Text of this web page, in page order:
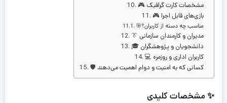
🎮 مشخصات کارت گرافیک
🎮 بازی‌های قابل اجرا
🎯مناسب چه دسته از کاربران؟
👔 مدیران و کارمندان سازمانی
🎓 دانشجویان و پژوهشگران
💻 کاربران اداری و روزمره
🛡️ کسانی که به امنیت و دوام اهمیت می‌دهند
✨ مشخصات کلیدی